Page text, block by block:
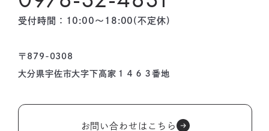
受付時間：10:00〜18:00(不定休)
〒879-0308
大分県宇佐市大字下高家１４６３番地
お問い合わせはこちら